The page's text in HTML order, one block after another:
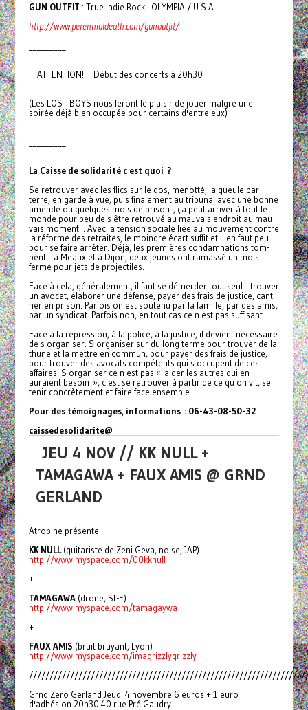
GUN OUTFIT : True Indie Rock OLYMPIA / U.S.A
http://www.perennialdeath.com/gunoutfit/
!!! ATTENTION!!! Début des concerts à 20h30
(Les LOST BOYS nous feront le plaisir de jouer malgré une
soirée déjà bien occupée pour certains d'entre eux)
La Caisse de soli­da­rité c est quoi ?
Se retrou­­ver avec les flics sur le dos, menotté, la gueule par
terre, en garde à vue, puis fina­le­ment au tri­­bu­­nal avec une bonne
amende ou quel­­ques mois de prison , ça peut arri­ver à tout le
monde pour peu de s être retrouvé au mau­vais endroit au mau­
vais moment... Avec la ten­sion sociale liée au mou­ve­ment contre
la réforme des retrai­tes, le moin­­dre écart suffit et il en faut peu
pour se faire arrê­ter. Déjà, les pre­miè­res condam­na­tions tom­
bent : à Meaux et à Dijon, deux jeunes ont ramassé un mois
ferme pour jets de pro­jec­ti­les.
Face à cela, géné­­ra­­le­­ment, il faut se démer­­der tout seul : trou­­ver
un avocat, élaborer une défense, payer des frais de jus­­tice, can­­ti­­
ner en prison. Parfois on est sou­­tenu par la famille, par des amis,
par un syn­­di­­cat. Parfois non, en tout cas ce n est pas suf­­fi­­sant.
Face à la répres­­sion, à la police, à la jus­­tice, il devient néces­­saire
de s orga­­ni­­ser. S orga­­ni­­ser sur du long terme pour trou­­ver de la
thune et la mettre en commun, pour payer des frais de jus­­tice,
pour trou­­ver des avo­­cats com­pé­tents qui s occu­­pent de ces
affai­­res. S orga­­ni­­ser ce n est pas « aider les autres qui en
auraient besoin », c est se retrou­­ver à partir de ce qu on vit, se
tenir concrè­­te­­ment et faire face ensem­­ble.
Pour des témoi­gna­ges, infor­ma­tions : 06-43-08-50-32
cais­se­de­so­li­da­rite@
JEU 4 NOV // KK NULL +
TAMAGAWA + FAUX AMIS @ GRND
GERLAND
Atropine présente
KK NULL(guitariste de Zeni Geva, noise, JAP)
http://www.myspace.com/00kknull
+
TAMAGAWA(drone, St-E)
http://www.myspace.com/tamagaywa
+
FAUX AMIS (bruit bruyant, Lyon)
http://www.myspace.com/imagrizzlygrizzly
Grnd Zero Gerland Jeudi 4 novembre 6 euros + 1 euro
d'adhésion 20h30 40 rue Pré Gaudry